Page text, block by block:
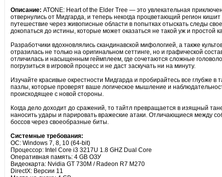
Описание: ATONE: Heart of the Elder Tree — это увлекательная
отвернулись от Мидгарда, и теперь некогда процветающий регион
путешествие через живописные области в попытках отыскать следы
докопаться до истины, которые может оказаться не такой уж и простой
Разработчики вдохновлялись скандинавской мифологией, а также
отразилась не только на оригинальном сеттинге, но и графической
отличилась и насыщенным геймплеем, где сочетаются сложные
погрузиться в игровой процесс и не даст заскучать ни на минуту.
Изучайте красивые окрестности Мидгарда и пробирайтесь все глубже
пазлы, которые проверят ваше логическое мышление и
происходящее с новой стороны.
Когда дело доходит до сражений, то тайтл превращается в изящный
наносить удары и парировать вражеские атаки. Отличающиеся между
боссов через своеобразные биты.
Системные требования:
ОС: Windows 7, 8, 10 (64-bit)
Процессор: Intel Core i3 3217U 1.8 GHZ Dual Core
Оперативная память: 4 GB ОЗУ
Видеокарта: Nvidia GT 730M / Radeon R7 M270
DirectX: Версии 11